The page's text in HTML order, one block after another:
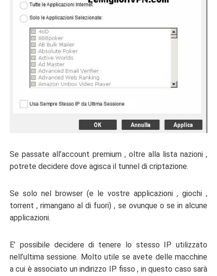
Se passate all’account premium , oltre alla lista nazioni ,
potrete decidere dove agisca il tunnel di criptazione.
Se solo nel browser (e le vostre applicazioni , giochi ,
torrent , rimangano al di fuori) , se ovunque o se in alcune
applicazioni.
E’ possibile decidere di tenere lo stesso IP utilizzato
nell’ultima sessione. Molto utile se avete delle macchine
a cui è associato un indirizzo IP fisso , in questo caso sarà